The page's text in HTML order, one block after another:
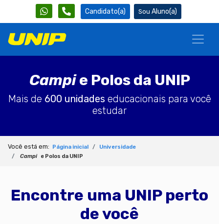
Candidato(a) Aluno(a)
Campie Polos da UNIP
Mais de 600 unidades educacionais para você
estudar
Você está em: Página inicial
Universidade
Campi
e Polos da UNIP
Encontre uma UNIP perto
de você